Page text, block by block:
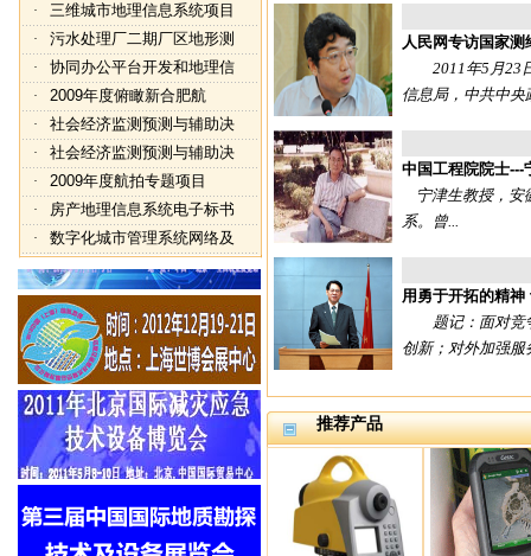
· 三维城市地理信息系统项目
· 污水处理厂二期厂区地形测
· 协同办公平台开发和地理信
· 2009年度俯瞰新合肥航
· 社会经济监测预测与辅助决
· 社会经济监测预测与辅助决
· 2009年度航拍专题项目
· 房产地理信息系统电子标书
· 数字化城市管理系统网络及
人民网专访国家
2011年5月23日
信息局，中共中央
中国工程院院士---
宁津生教授，安
系。曾...
用勇于开拓的精
题记：面对竞争
创新；对外加强服
推荐产品